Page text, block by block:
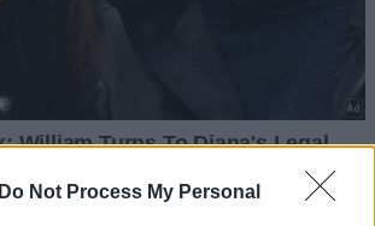
Do Not Process My Personal